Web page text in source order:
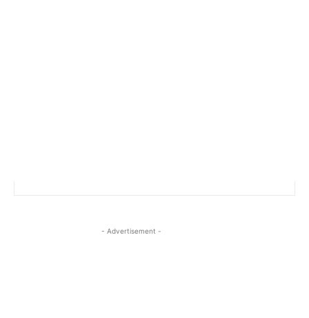
- Advertisement -